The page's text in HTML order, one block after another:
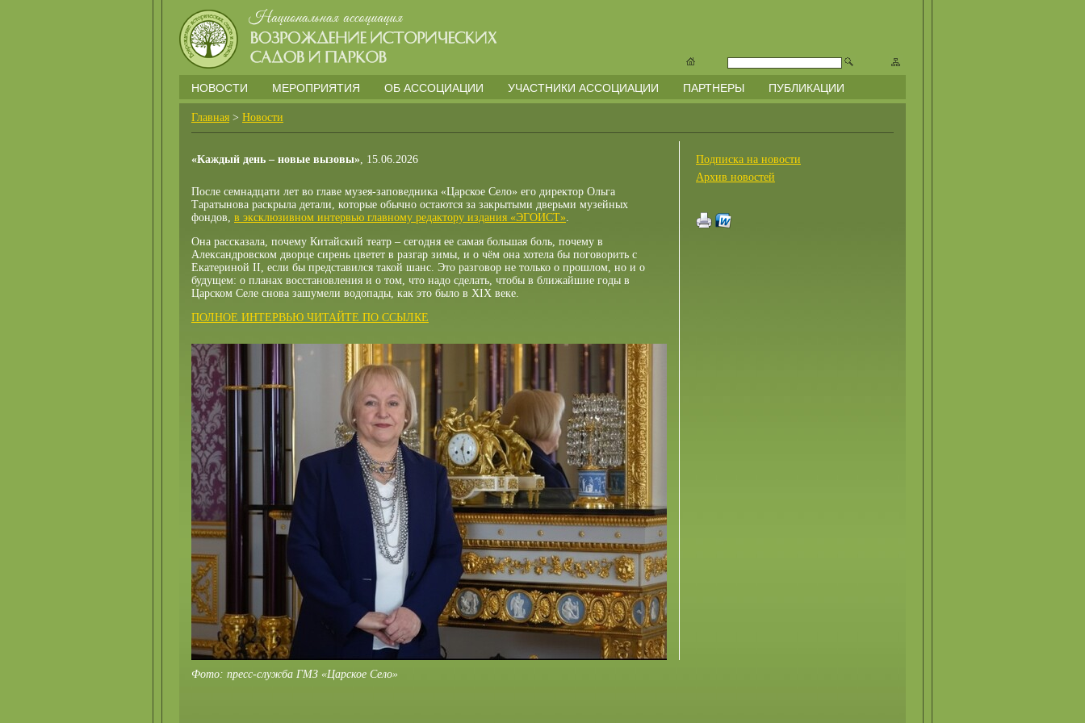
НОВОСТИ МЕРОПРИЯТИЯ ОБ АССОЦИАЦИИ УЧАСТНИКИ АССОЦИАЦИИ ПАРТНЕРЫ ПУБЛИКАЦИИ
Главная > Новости
«Каждый день – новые вызовы», 15.06.2026
После семнадцати лет во главе музея-заповедника «Царское Село» его директор Ольга
Таратынова раскрыла детали, которые обычно остаются за закрытыми дверьми музейных
фондов, в эксклюзивном интервью главному редактору издания «ЭГОИСТ».
Она рассказала, почему Китайский театр – сегодня ее самая большая боль, почему в
Александровском дворце сирень цветет в разгар зимы, и о чём она хотела бы поговорить с
Екатериной II, если бы представился такой шанс. Это разговор не только о прошлом, но и о
будущем: о планах восстановления и о том, что надо сделать, чтобы в ближайшие годы в
Царском Селе снова зашумели водопады, как это было в XIX веке.
ПОЛНОЕ ИНТЕРВЬЮ ЧИТАЙТЕ ПО ССЫЛКЕ
Фото: пресс-служба ГМЗ «Царское Село»
Подписка на новости
Архив новостей